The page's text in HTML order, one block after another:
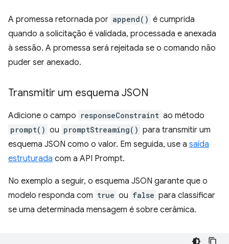
A promessa retornada por append() é cumprida
quando a solicitação é validada, processada e anexada
à sessão. A promessa será rejeitada se o comando não
puder ser anexado.
Transmitir um esquema JSON
Adicione o campo responseConstraint ao método
prompt() ou promptStreaming() para transmitir um
esquema JSON como o valor. Em seguida, use a saída
estruturada com a API Prompt.
No exemplo a seguir, o esquema JSON garante que o
modelo responda com true ou false para classificar
se uma determinada mensagem é sobre cerâmica.